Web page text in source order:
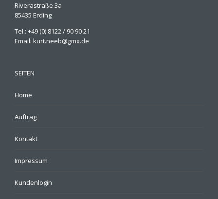
Riverastraße 3a
85435 Erding
Tel.: +49 (0) 8122 / 90 90 21
Email: kurt.neeb@gmx.de
SEITEN
Home
Auftrag
Kontakt
Impressum
Kundenlogin